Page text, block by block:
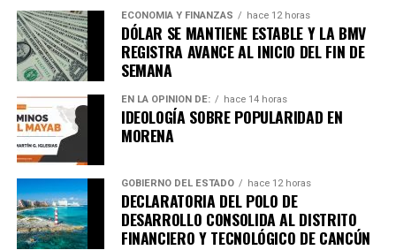
ECONOMÍA Y FINANZAS hace 12 horas
DÓLAR SE MANTIENE ESTABLE Y LA BMV
REGISTRA AVANCE AL INICIO DEL FIN DE
SEMANA
EN LA OPINIÓN DE: hace 14 horas
IDEOLOGÍA SOBRE POPULARIDAD EN
MORENA
GOBIERNO DEL ESTADO hace 12 horas
DECLARATORIA DEL POLO DE
DESARROLLO CONSOLIDA AL DISTRITO
FINANCIERO Y TECNOLÓGICO DE CANCÚN